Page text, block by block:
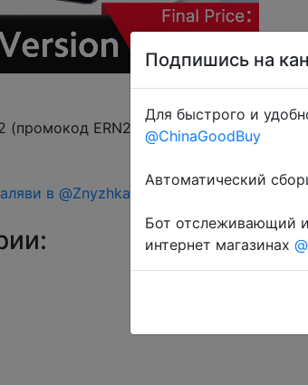
(промокод ERN2VQ8) + промокод на
в @ZnyzhkaUA
Подпишись на
Для быстрого и
@ChinaGoodBuy
Автоматический
Бот отслеживающий
интернет магазинах